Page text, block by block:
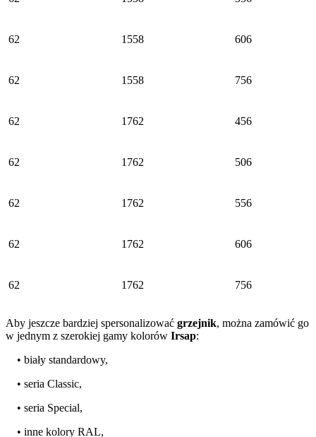
62 1558 606
62 1558 756
62 1762 456
62 1762 506
62 1762 556
62 1762 606
62 1762 756
Aby jeszcze bardziej spersonalizować grzejnik, można zamówić go
w jednym z szerokiej gamy kolorów Irsap:
• biały standardowy,
• seria Classic,
• seria Special,
• inne kolory RAL,